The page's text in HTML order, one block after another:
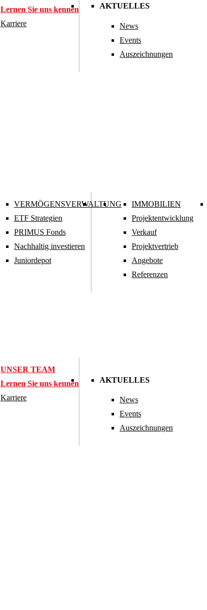
Lernen Sie uns kennen
Karriere
AKTUELLES
News
Events
Auszeichnungen
VERMÖGENSVERWALTUNG
ETF Strategien
PRIMUS Fonds
Nachhaltig investieren
Juniordepot
IMMOBILIEN
Projektentwicklung
Verkauf
Projektvertrieb
Angebote
Referenzen
UNSER TEAM
Lernen Sie uns kennen
Karriere
AKTUELLES
News
Events
Auszeichnungen